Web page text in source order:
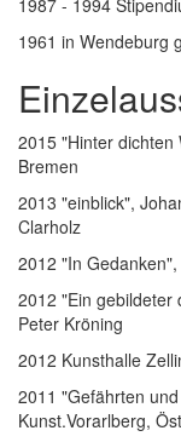
1987 - 1994
1961 in Wendeburg
2015 "Hinter dichten
Bremen
2013 "einblick",
Clarholz
2012 "In
2012 "Ein gebildeter
Peter Kröning
2012 Kunsthalle
2011 "Gefährten
Kunst.Vorarlberg,